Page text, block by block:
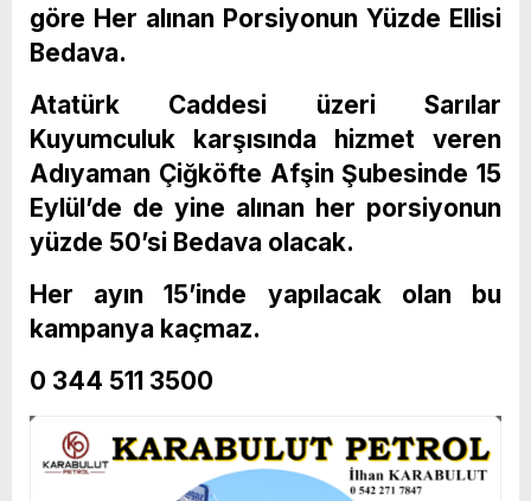
göre Her alınan Porsiyonun Yüzde Ellisi
Bedava.
Atatürk Caddesi üzeri Sarılar
Kuyumculuk karşısında hizmet veren
Adıyaman Çiğköfte Afşin Şubesinde 15
Eylül’de de yine alınan her porsiyonun
yüzde 50’si Bedava olacak.
Her ayın 15’inde yapılacak olan bu
kampanya kaçmaz.
0 344 511 3500